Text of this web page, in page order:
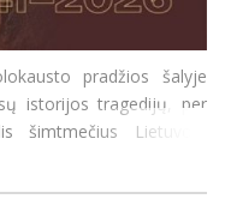
pradžios šalyje
istorijos tragedijų, per
šimtmečius Lietuvoje
nei daugelyje Europos